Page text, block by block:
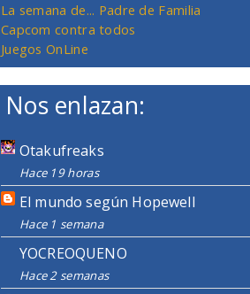
La semana de... Padre de Familia
Capcom contra todos
Juegos OnLine
Nos enlazan:
Otakufreaks
Hace 19 horas
El mundo según Hopewell
Hace 1 semana
YOCREOQUENO
Hace 2 semanas